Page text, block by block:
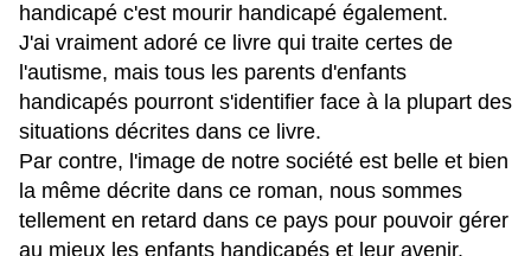
handicapé c'est mourir handicapé également.
J'ai vraiment adoré ce livre qui traite certes de
l'autisme, mais tous les parents d'enfants
handicapés pourront s'identifier face à la plupart des
situations décrites dans ce livre.
Par contre, l'image de notre société est belle et bien
la même décrite dans ce roman, nous sommes
tellement en retard dans ce pays pour pouvoir gérer
au mieux les enfants handicapés et leur avenir.